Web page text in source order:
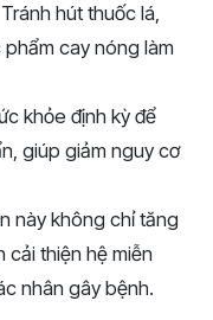
Tránh hút thuốc lá,
cay nóng làm
khỏe định kỳ để
giúp giảm nguy cơ
này không chỉ tăng
thiện hệ miễn
nhân gây bệnh.